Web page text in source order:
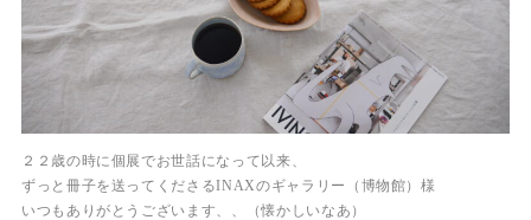
２２歳の時に個展でお世話になって以来、
ずっと冊子を送ってくださるINAXのギャラリー（博物館）様
いつもありがとうございます、、（懐かしいなあ）